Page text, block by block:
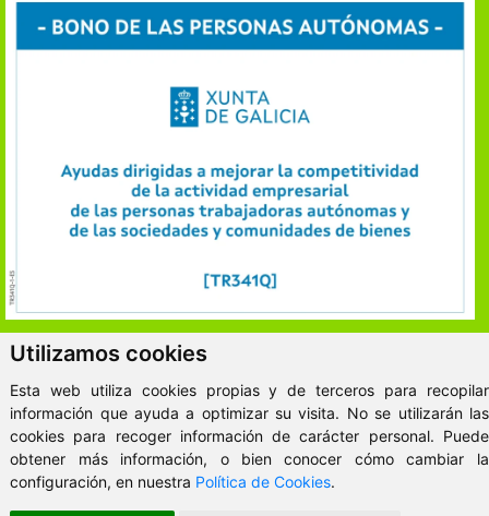
Utilizamos cookies
Esta web utiliza cookies propias y de terceros para recopilar
información que ayuda a optimizar su visita. No se utilizarán las
cookies para recoger información de carácter personal. Puede
obtener más información, o bien conocer cómo cambiar la
configuración, en nuestra Política de Cookies.
ClickViviendas
© 2026 - VitaKsa Inmobiliaria
Aviso Legal